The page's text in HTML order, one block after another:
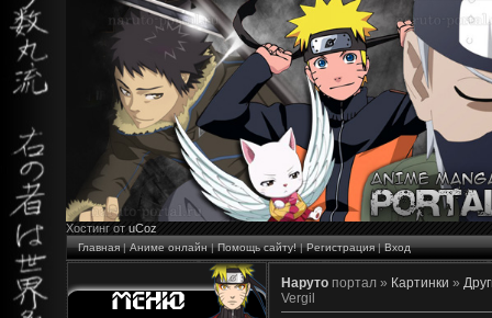
Хостинг от uCoz
Главная|Аниме онлайн|Помощь сайту!|Регистрация|Вход
Наруто портал » Картинки »
Vergil